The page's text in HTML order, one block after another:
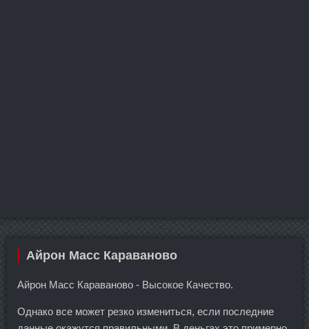
Айрон Масс Караваново
Айрон Масс Караваново - Высокое Качество.
Однако все может резко измениться, если последние